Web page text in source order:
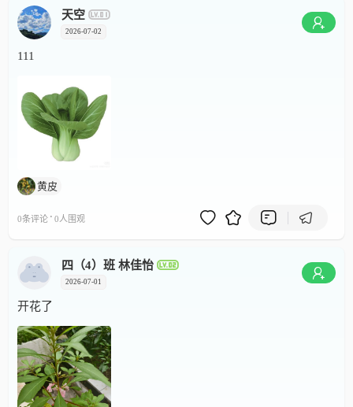
天空
2026-07-02
111
黄皮
0条评论 · 0人围观
四（4）班 林佳怡
2026-07-01
开花了